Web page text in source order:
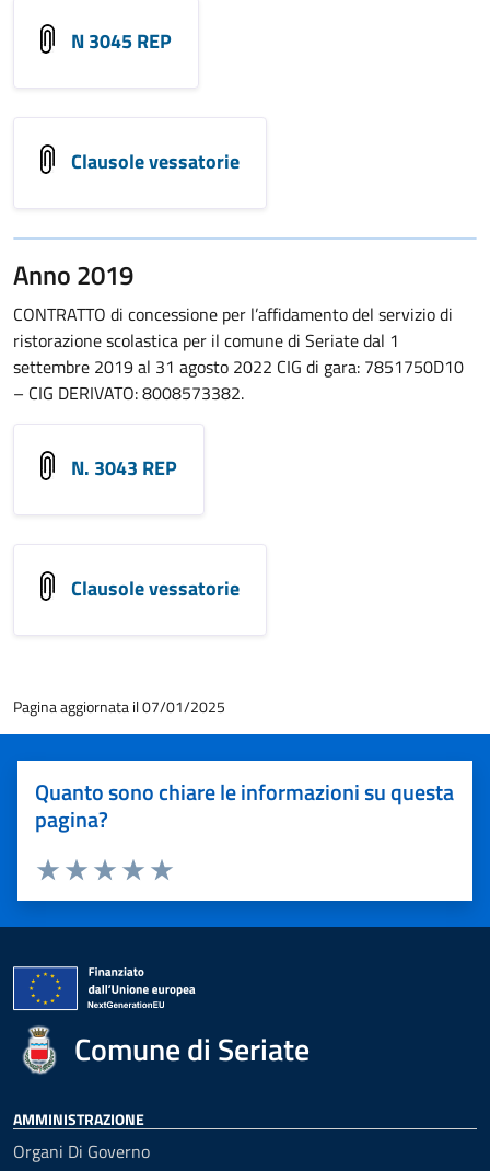
N 3045 REP
Clausole vessatorie
Anno 2019
CONTRATTO di concessione per l’affidamento del servizio di
ristorazione scolastica per il comune di Seriate dal 1
settembre 2019 al 31 agosto 2022 CIG di gara: 7851750D10
– CIG DERIVATO: 8008573382.
N. 3043 REP
Clausole vessatorie
Pagina aggiornata il 07/01/2025
Quanto sono chiare le informazioni su questa
pagina?
Valuta 5 stelle su 5
Valuta 4 stelle su 5
Valuta 3 stelle su 5
Valuta 2 stelle su 5
Valuta 1 stelle su 5
Comune di Seriate
AMMINISTRAZIONE
Organi Di Governo